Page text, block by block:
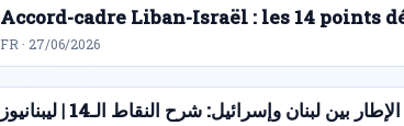
Accord-cadre Liban-Israël : les 14 points
FR · 27/06/2026
بين لبنان وإسرائيل: شرح النقاط الـ14 | ليبنانيوز